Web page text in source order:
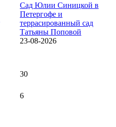
Сад Юлии Синицкой в
Петергофе и
террасированный сад
Татьяны Поповой
23-08-2026
30
6